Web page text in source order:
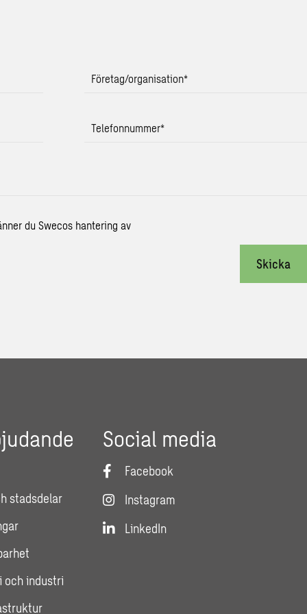
Företag/organisation*
Telefonnummer*
du Swecos hantering av
Skicka
stadsdelar
och industri
Social media
Facebook
Instagram
LinkedIn